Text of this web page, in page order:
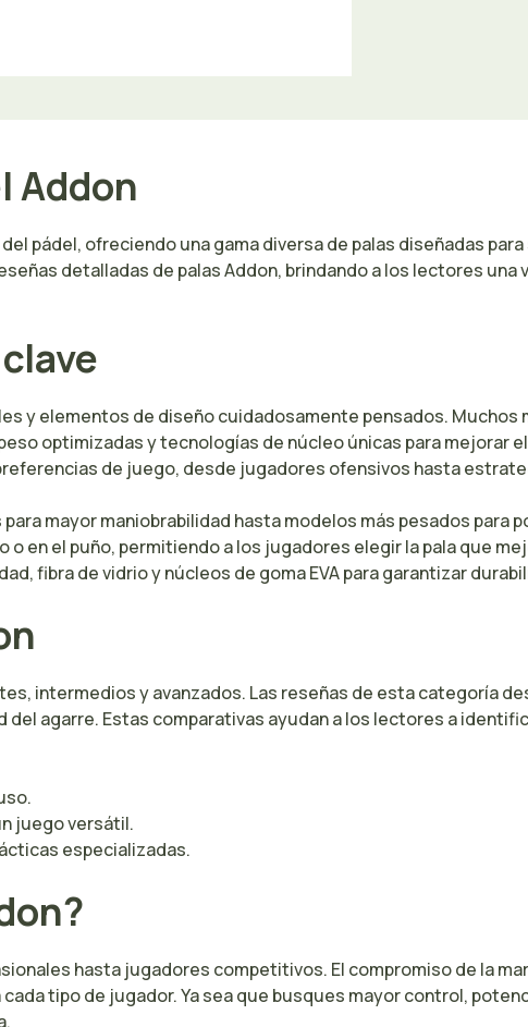
Addon
pádel, ofreciendo una gama diversa de palas diseñadas
detalladas de palas Addon, brindando a los lectores una
y elementos de diseño cuidadosamente pensados. Muchos
optimizadas y tecnologías de núcleo únicas para mejorar
de juego, desde jugadores ofensivos hasta
mayor maniobrabilidad hasta modelos más pesados para
o en el puño, permitiendo a los jugadores elegir la pala que
fibra de vidrio y núcleos de goma EVA para garantizar
intermedios y avanzados. Las reseñas de esta categoría
agarre. Estas comparativas ayudan a los lectores a
juego versátil.
especializadas.
hasta jugadores competitivos. El compromiso de la
tipo de jugador. Ya sea que busques mayor control,